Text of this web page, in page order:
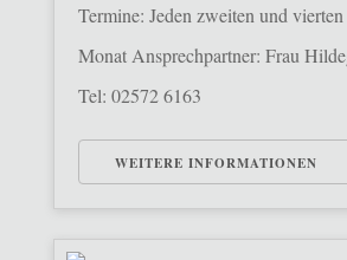
Termine: Jeden zweiten und
Monat Ansprechpartner: Frau
Tel: 02572 6163
WEITERE INFORMATIONEN